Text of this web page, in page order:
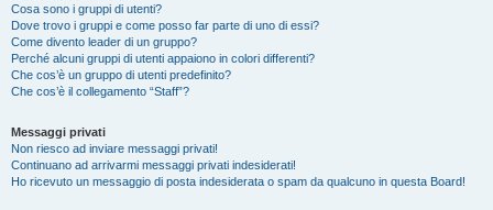
Cosa sono i gruppi di utenti?
Dove trovo i gruppi e come posso far parte di uno di essi?
Come divento leader di un gruppo?
Perché alcuni gruppi di utenti appaiono in colori differenti?
Che cos’è un gruppo di utenti predefinito?
Che cos’è il collegamento “Staff”?
Messaggi privati
Non riesco ad inviare messaggi privati!
Continuano ad arrivarmi messaggi privati indesiderati!
Ho ricevuto un messaggio di posta indesiderata o spam da qualcuno in questa Board!